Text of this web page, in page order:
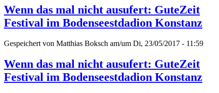
Wenn das mal nicht ausufert: GuteZeit
Festival im Bodenseestdadion Konstanz
Gespeichert von Matthias Boksch am/um Di, 23/05/2017 - 11:59
Wenn das mal nicht ausufert: GuteZeit
Festival im Bodenseestdadion Konstanz